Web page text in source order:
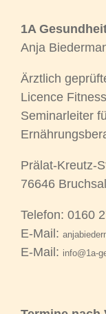
1A
Anja
Ärztlich
Licence
Seminarleiter
Prälat-Kreutz-
76646 Bruchsal
Telefon: 0160
E-Mail:
E-Mail: info@1a-